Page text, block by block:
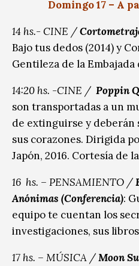
Domingo 17 – A
14 hs.- CINE /
Bajo tus dedos (2014) y
Gentileza de la Embajada
14:20 hs. -CINE / Poppin
son transportadas a un
de extinguirse y deberán
sus corazones. Dirigida
Japón, 2016. Cortesía de
16 hs. – PENSAMIENTO /
Anónimas (Conferencia):
equipo te cuentan los
investigaciones, sus
17 hs. – MÚSICA /Moon